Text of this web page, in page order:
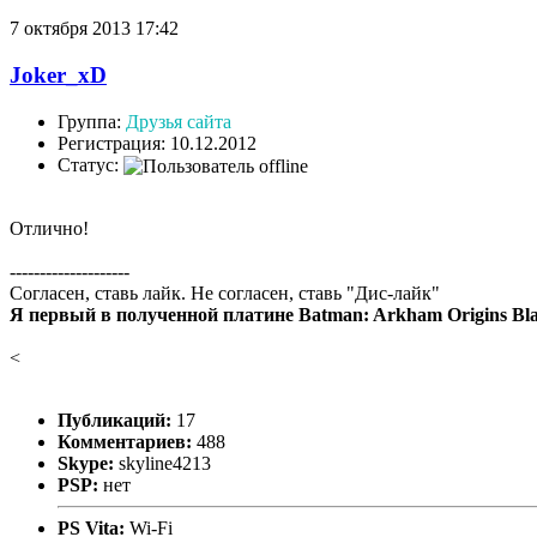
7 октября 2013 17:42
Joker_xD
Группа: Друзья сайта
Регистрация: 10.12.2012
Статус:
Отлично!
--------------------
Согласен, ставь лайк. Не согласен, ставь "Дис-лайк"
Я первый в полученной платине Batman: Arkham Origins
<
Публикаций: 17
Комментариев: 488
Skype: skyline4213
PSP: нет
PS Vita: Wi-Fi